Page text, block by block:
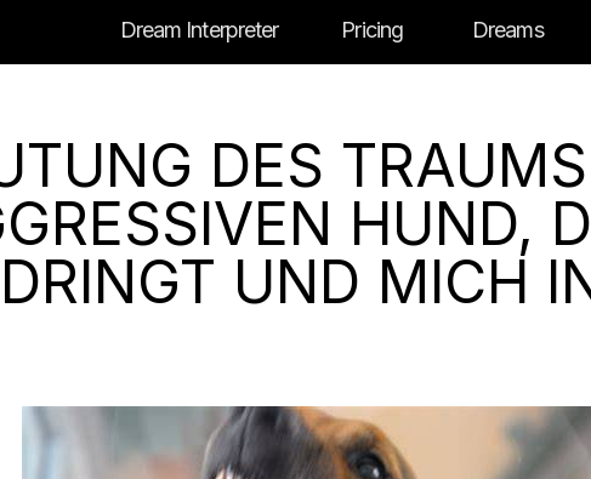
Dream Interpreter Pricing Dreams
DES
HUND,
UND MICH